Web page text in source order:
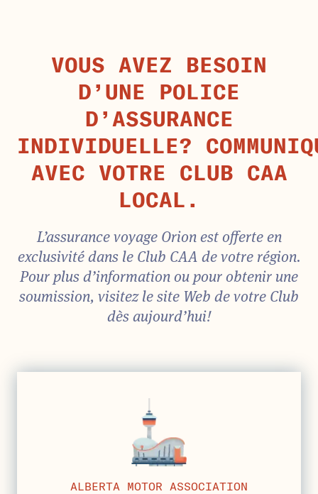
VOUS AVEZ BESOIN
D’UNE POLICE
D’ASSURANCE
INDIVIDUELLE?
AVEC VOTRE CLUB CAA
LOCAL.
L’assurance voyage Orion est offerte en
exclusivité dans le Club CAA de votre région.
Pour plus d’information ou pour obtenir une
soumission, visitez le site Web de votre Club
dès aujourd’hui!
ALBERTA MOTOR ASSOCIATION